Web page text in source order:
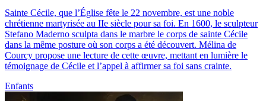
Sainte Cécile, que l’Église fête le 22 novembre, est une noble
chrétienne martyrisée au IIe siècle pour sa foi. En 1600, le sculpteur
Stefano Maderno sculpta dans le marbre le corps de sainte Cécile
dans la même posture où son corps a été découvert. Mélina de
Courcy propose une lecture de cette œuvre, mettant en lumière le
témoignage de Cécile et l’appel à affirmer sa foi sans crainte.
Enfants